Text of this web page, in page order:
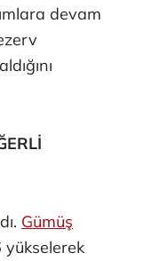
devam
Gümüş
yükselerek